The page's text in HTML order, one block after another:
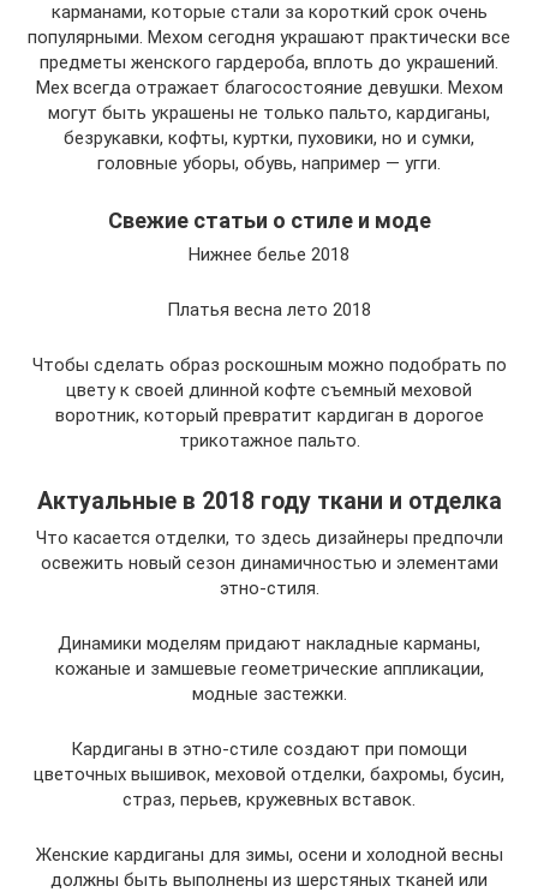
карманами, которые стали за короткий срок очень
популярными. Мехом сегодня украшают практически все
предметы женского гардероба, вплоть до украшений.
Мех всегда отражает благосостояние девушки. Мехом
могут быть украшены не только пальто, кардиганы,
безрукавки, кофты, куртки, пуховики, но и сумки,
головные уборы, обувь, например — угги.
Свежие статьи о стиле и моде
Нижнее белье 2018
Платья весна лето 2018
Чтобы сделать образ роскошным можно подобрать по
цвету к своей длинной кофте съемный меховой
воротник, который превратит кардиган в дорогое
трикотажное пальто.
Актуальные в 2018 году ткани и отделка
Что касается отделки, то здесь дизайнеры предпочли
освежить новый сезон динамичностью и элементами
этно-стиля.
Динамики моделям придают накладные карманы,
кожаные и замшевые геометрические аппликации,
модные застежки.
Кардиганы в этно-стиле создают при помощи
цветочных вышивок, меховой отделки, бахромы, бусин,
страз, перьев, кружевных вставок.
Женские кардиганы для зимы, осени и холодной весны
должны быть выполнены из шерстяных тканей или